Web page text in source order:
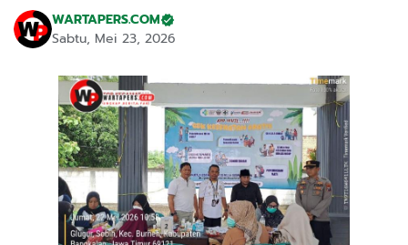
WARTAPERS.COM
Sabtu, Mei 23, 2026